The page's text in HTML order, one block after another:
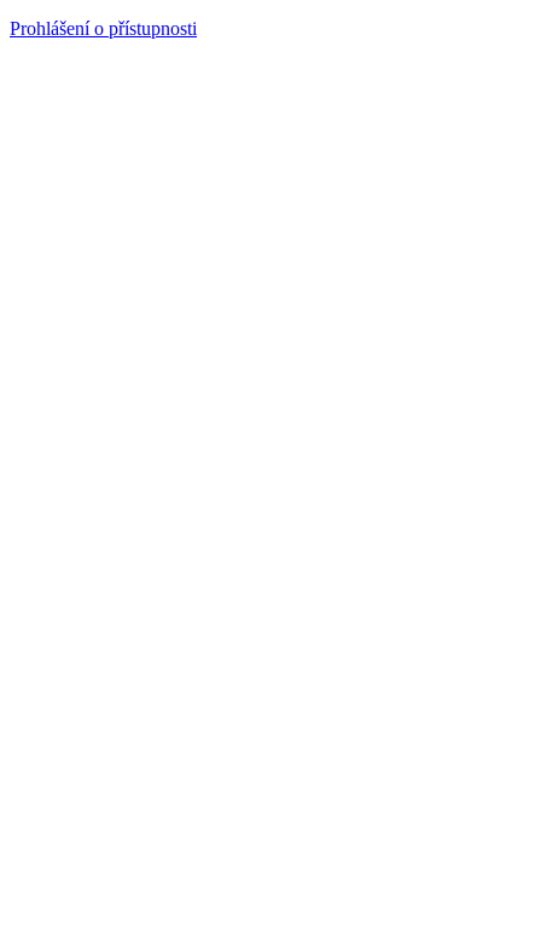
Prohlášení o přístupnosti